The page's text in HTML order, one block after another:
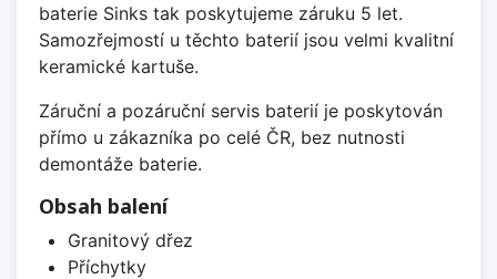
baterie Sinks tak poskytujeme záruku 5 let.
Samozřejmostí u těchto baterií jsou velmi kvalitní
keramické kartuše.
Záruční a pozáruční servis baterií je poskytován
přímo u zákazníka po celé ČR, bez nutnosti
demontáže baterie.
Obsah balení
Granitový dřez
Příchytky